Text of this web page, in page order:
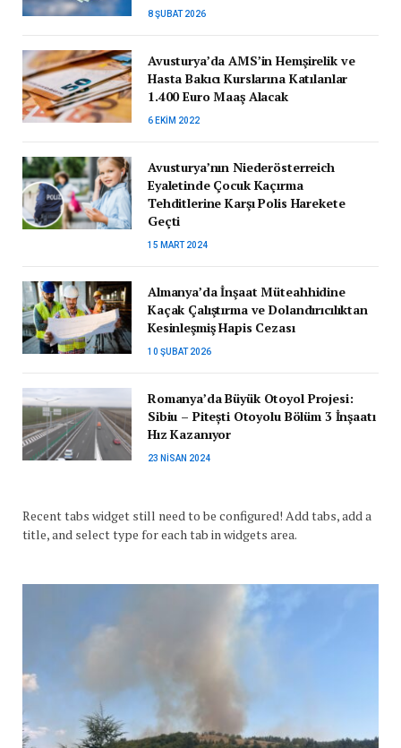
8 ŞUBAT 2026
Avusturya’da AMS’in Hemşirelik ve
Hasta Bakıcı Kurslarına Katılanlar
1.400 Euro Maaş Alacak
6 EKIM 2022
Avusturya’nın Niederösterreich
Eyaletinde Çocuk Kaçırma
Tehditlerine Karşı Polis Harekete
Geçti
15 MART 2024
Almanya’da İnşaat Müteahhidine
Kaçak Çalıştırma ve Dolandırıcılıktan
Kesinleşmiş Hapis Cezası
10 ŞUBAT 2026
Romanya’da Büyük Otoyol Projesi:
Sibiu – Pitești Otoyolu Bölüm 3 İnşaatı
Hız Kazanıyor
23 NISAN 2024
Recent tabs widget still need to be configured! Add tabs, add a
title, and select type for each tab in widgets area.